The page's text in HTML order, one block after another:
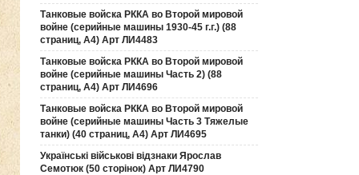
Танковые войска РККА во Второй мировой
войне (серийные машины 1930-45 г.г.) (88
страниц, А4) Арт ЛИ4483
Танковые войска РККА во Второй мировой
войне (серийные машины Часть 2) (88
страниц, А4) Арт ЛИ4696
Танковые войска РККА во Второй мировой
войне (серийные машины Часть 3 Тяжелые
танки) (40 страниц, А4) Арт ЛИ4695
Українські військові відзнаки Ярослав
Семотюк (50 сторінок) Арт ЛИ4790